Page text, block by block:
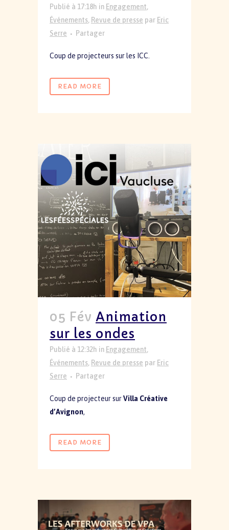
Publié à 17:18h in Engagement,
Événements, Revue de presse par Eric
Serre
Partager
Coup de projecteurs sur les ICC.
READ MORE
05 Fév Animation
sur les ondes
Publié à 12:32h in Engagement,
Événements, Revue de presse par Eric
Serre
Partager
Coup de projecteur surVilla Créative
d’Avignon,
READ MORE